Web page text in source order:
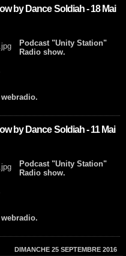
by Dance Soldiah - 18 Mai
Podcast "Unity Station"
Radio show.
by Dance Soldiah - 11 Mai
Podcast "Unity Station"
Radio show.
DIMANCHE 25 SEPTEMBRE 2016